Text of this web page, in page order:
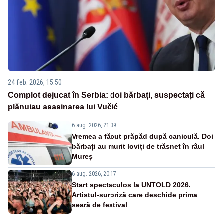
24 feb. 2026, 15:50
Complot dejucat în Serbia: doi bărbați, suspectați că
plănuiau asasinarea lui Vučić
6 aug. 2026, 21:39
Vremea a făcut prăpăd după caniculă. Doi
bărbați au murit loviți de trăsnet în râul
Mureș
6 aug. 2026, 20:17
Start spectaculos la UNTOLD 2026.
Artistul-surpriză care deschide prima
seară de festival